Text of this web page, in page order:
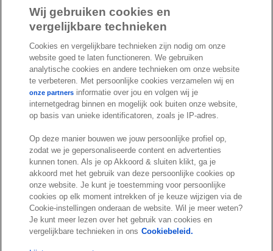
a
b
o
k
n
k
e
I
n
u
u
e
n
s
t
a
g
r
a
m
S
p
o
i
f
y
© Exact 2026
Cookie statement
Cookie settings
Marketing preferences
Disclaimer
Site conditions
Terms & conditions
Wij gebruiken cookies en
vergelijkbare technieken
Cookies en vergelijkbare technieken zijn nodig om onze
website goed te laten functioneren. We gebruiken
analytische cookies en andere technieken om onze website
te verbeteren. Met persoonlijke cookies verzamelen wij en
onze partners informatie over jou en volgen wij je
internetgedrag binnen en mogelijk ook buiten onze website,
op basis van unieke identificatoren, zoals je IP-adres.
Op deze manier bouwen we jouw persoonlijke profiel op,
zodat we je gepersonaliseerde content en advertenties
kunnen tonen. Als je op Akkoord & sluiten klikt, ga je
akkoord met het gebruik van deze persoonlijke cookies op
onze website. Je kunt je toestemming voor persoonlijke
cookies op elk moment intrekken of je keuze wijzigen via de
Cookie-instellingen onderaan de website. Wil je meer weten?
Je kunt meer lezen over het gebruik van cookies en
vergelijkbare technieken in ons Cookiebeleid.